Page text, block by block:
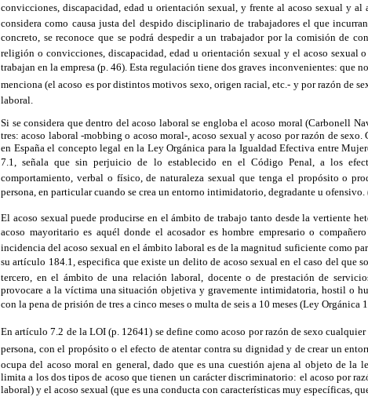
convicciones, discapacidad, edad u orientación sexual, y frente al acoso sexual y al
considera como causa justa del despido disciplinario de trabajadores el que
concreto, se reconoce que se podrá despedir a un trabajador por la comisión de
religión o convicciones, discapacidad, edad u orientación sexual y el acoso sexual
trabajan en la empresa (p. 46). Esta regulación tiene dos graves inconvenientes: que
menciona (el acoso es por distintos motivos sexo, origen racial, etc.- y por razón de
laboral.
Si se considera que dentro del acoso laboral se engloba el acoso moral (Carbonell
tres: acoso laboral -mobbing o acoso moral-, acoso sexual y acoso por razón de
en España el concepto legal en la Ley Orgánica para la Igualdad Efectiva entre
7.1, señala que sin perjuicio de lo establecido en el Código Penal, a los
comportamiento, verbal o físico, de naturaleza sexual que tenga el propósito o
persona, en particular cuando se crea un entorno intimidatorio, degradante u
El acoso sexual puede producirse en el ámbito de trabajo tanto desde la vertiente
acoso mayoritario es aquél donde el acosador es hombre empresario o
incidencia del acoso sexual en el ámbito laboral es de la magnitud suficiente como
su artículo 184.1, especifica que existe un delito de acoso sexual en el caso del que
tercero, en el ámbito de una relación laboral, docente o de prestación de
provocare a la víctima una situación objetiva y gravemente intimidatoria, hostil o
con la pena de prisión de tres a cinco meses o multa de seis a 10 meses (Ley
En artículo 7.2 de la LOI (p. 12641) se define como acoso por razón de sexo
persona, con el propósito o el efecto de atentar contra su dignidad y de crear un
ocupa del acoso moral en general, dado que es una cuestión ajena al objeto de la
limita a los dos tipos de acoso que tienen un carácter discriminatorio: el acoso por
laboral) y el acoso sexual (que es una conducta con características muy específicas,